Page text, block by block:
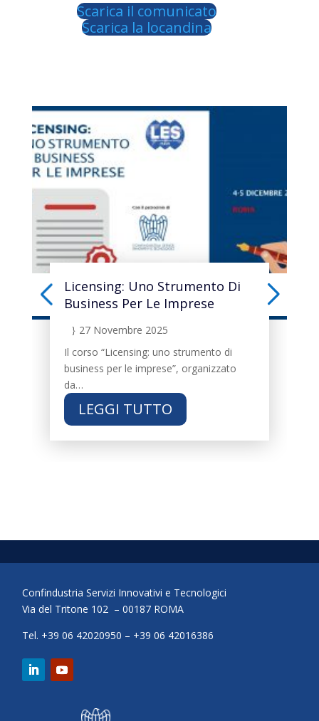
Scarica il comunicato
Scarica la locandina
Licensing: Uno Strumento Di
Business Per Le Imprese
} 27 Novembre 2025
Il corso “Licensing: uno strumento di
business per le imprese”, organizzato
da…
LEGGI TUTTO
Confindustria Servizi Innovativi e Tecnologici
Via del Tritone 102 – 00187 ROMA
Tel. +39 06 42020950 – +39 06 42016386